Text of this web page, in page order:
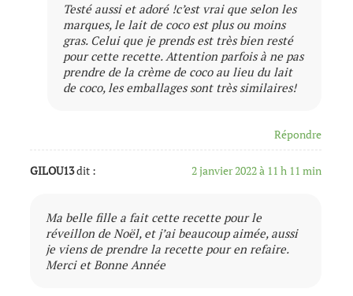
Testé aussi et adoré !c’est vrai que selon les
marques, le lait de coco est plus ou moins
gras. Celui que je prends est très bien resté
pour cette recette. Attention parfois à ne pas
prendre de la crème de coco au lieu du lait
de coco, les emballages sont très similaires!
Répondre
GILOU13dit : 2 janvier 2022 à 11 h 11 min
Ma belle fille a fait cette recette pour le
réveillon de Noël, et j’ai beaucoup aimée, aussi
je viens de prendre la recette pour en refaire.
Merci et Bonne Année